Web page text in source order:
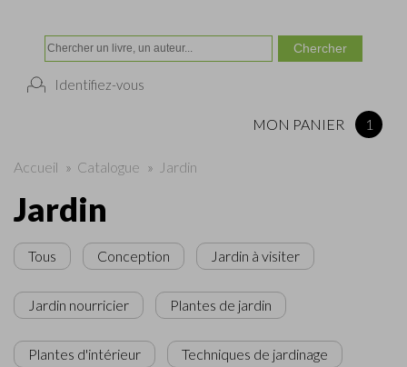
Identifiez-vous
MON PANIER 1
Accueil » Catalogue » Jardin
Jardin
Tous Conception Jardin à visiter
Jardin nourricier Plantes de jardin
Plantes d'intérieur Techniques de jardinage